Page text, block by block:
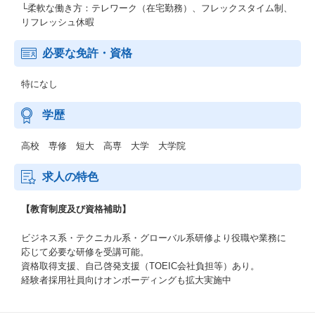
└柔軟な働き方：テレワーク（在宅勤務）、フレックスタイム制、
リフレッシュ休暇
必要な免許・資格
特になし
学歴
高校 専修 短大 高専 大学 大学院
求人の特色
【教育制度及び資格補助】
ビジネス系・テクニカル系・グローバル系研修より役職や業務に
応じて必要な研修を受講可能。
資格取得支援、自己啓発支援（TOEIC会社負担等）あり。
経験者採用社員向けオンボーディングも拡大実施中